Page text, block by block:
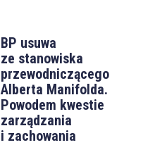
BP usuwa
ze stanowiska
przewodniczącego
Alberta Manifolda.
Powodem kwestie
zarządzania
i zachowania